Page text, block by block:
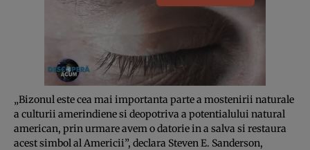
„Bizonul este cea mai importanta parte a mostenirii naturale
a culturii amerindiene si deopotriva a potentialului natural
american, prin urmare avem o datorie in a salva si restaura
acest simbol al Americii”, declara Steven E. Sanderson,